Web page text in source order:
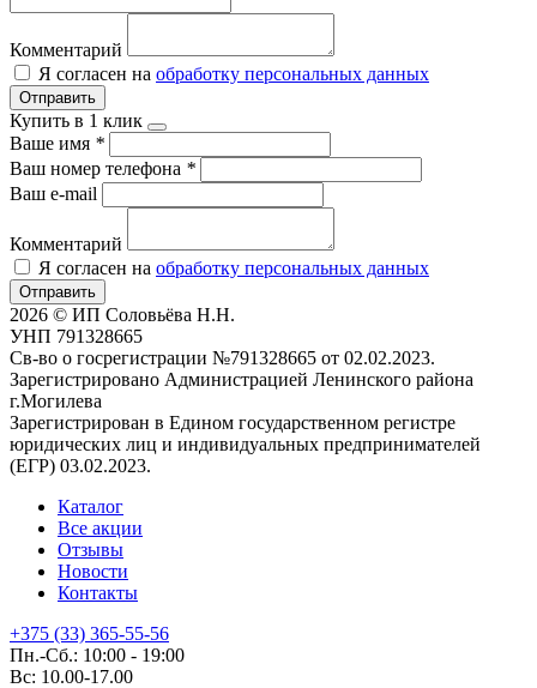
Комментарий
Я согласен на обработку персональных данных
Отправить
Купить в 1 клик
Ваше имя *
Ваш номер телефона *
Ваш e-mail
Комментарий
Я согласен на обработку персональных данных
Отправить
2026 © ИП Соловьёва Н.Н.
УНП 791328665
Св-во о госрегистрации №791328665 от 02.02.2023.
Зарегистрировано Администрацией Ленинского района
г.Могилева
Зарегистрирован в Едином государственном регистре
юридических лиц и индивидуальных предпринимателей
(ЕГР) 03.02.2023.
Каталог
Все акции
Отзывы
Новости
Контакты
+375 (33) 365-55-56
Пн.-Сб.: 10:00 - 19:00
Вс: 10.00-17.00